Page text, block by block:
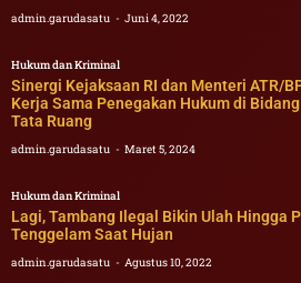
admin.garudasatu Juni 4, 2022
Hukum dan Kriminal
Sinergi Kejaksaan RI dan Menteri ATR/
Kerja Sama Penegakan Hukum di
Tata Ruang
admin.garudasatu Maret 5, 2024
Hukum dan Kriminal
Lagi, Tambang Ilegal Bikin Ulah Hingga
Tenggelam Saat Hujan
admin.garudasatu Agustus 10, 2022